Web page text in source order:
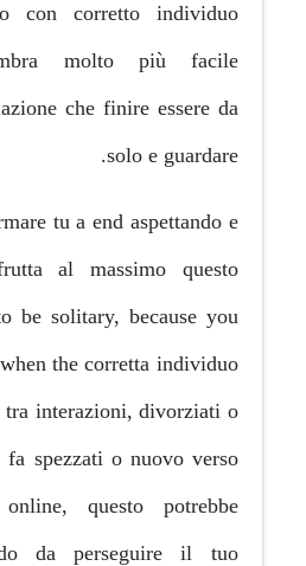
tempo e incontro con
attualmente. Sembra
mantenere una relazione che
Sono qui per informare tu a
desiderando e sfrutta al
tempo di lavoro to be
can’t say for sure when the
apparirà. Se sei in tra
non troppo tempo fa
relazione gioco online,
essere un periodo da